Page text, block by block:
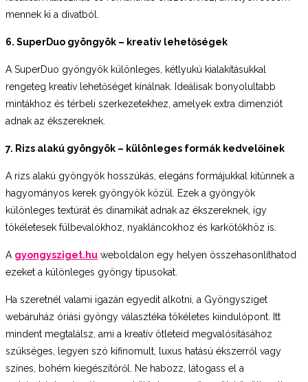
mennek ki a divatból.
6. SuperDuo gyöngyök – kreatív lehetőségek
A SuperDuo gyöngyök különleges, kétlyukú kialakításukkal
rengeteg kreatív lehetőséget kínálnak. Ideálisak bonyolultabb
mintákhoz és térbeli szerkezetekhez, amelyek extra dimenziót
adnak az ékszereknek.
7. Rizs alakú gyöngyök – különleges formák kedvelőinek
A rizs alakú gyöngyök hosszúkás, elegáns formájukkal kitűnnek a
hagyományos kerek gyöngyök közül. Ezek a gyöngyök
különleges textúrát és dinamikát adnak az ékszereknek, így
tökéletesek fülbevalókhoz, nyakláncokhoz és karkötőkhöz is.
A gyongysziget.hu weboldalon egy helyen összehasonlíthatod
ezeket a különleges gyöngy típusokat.
Ha szeretnél valami igazán egyedit alkotni, a Gyöngysziget
webáruház óriási gyöngy választéka tökéletes kiindulópont. Itt
mindent megtalálsz, ami a kreatív ötleteid megvalósításához
szükséges, legyen szó kifinomult, luxus hatású ékszerről vagy
színes, bohém kiegészítőről. Ne habozz, látogass el a